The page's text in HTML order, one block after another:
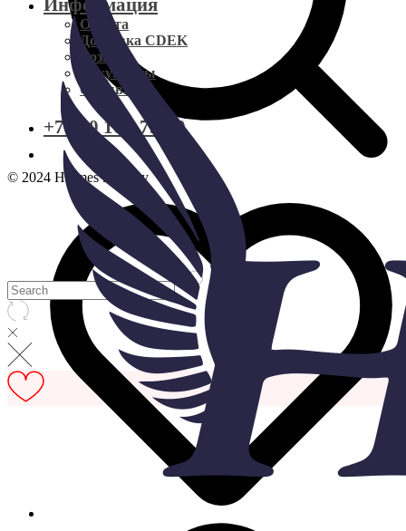
Доставка CDEK
Документы
Возврат
Информация
Оплата
Доставка CDEK
Возврат
Документы
Отзывы
+7 800 101-79-20
© 2024 Hermes industry